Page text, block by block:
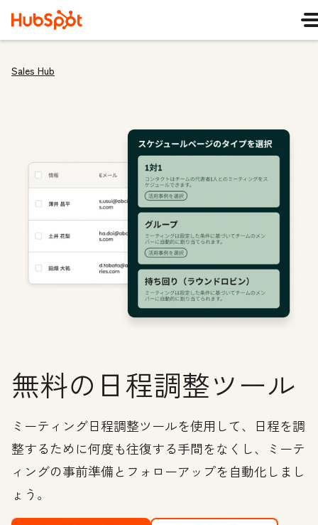
Sales Hub
無料の日程調整ツール
ミーティング日程調整ツールを使用して、日程を調
整するために何度も往復する手間をなくし、ミーテ
ィングの事前準備とフォローアップを自動化しまし
ょう。